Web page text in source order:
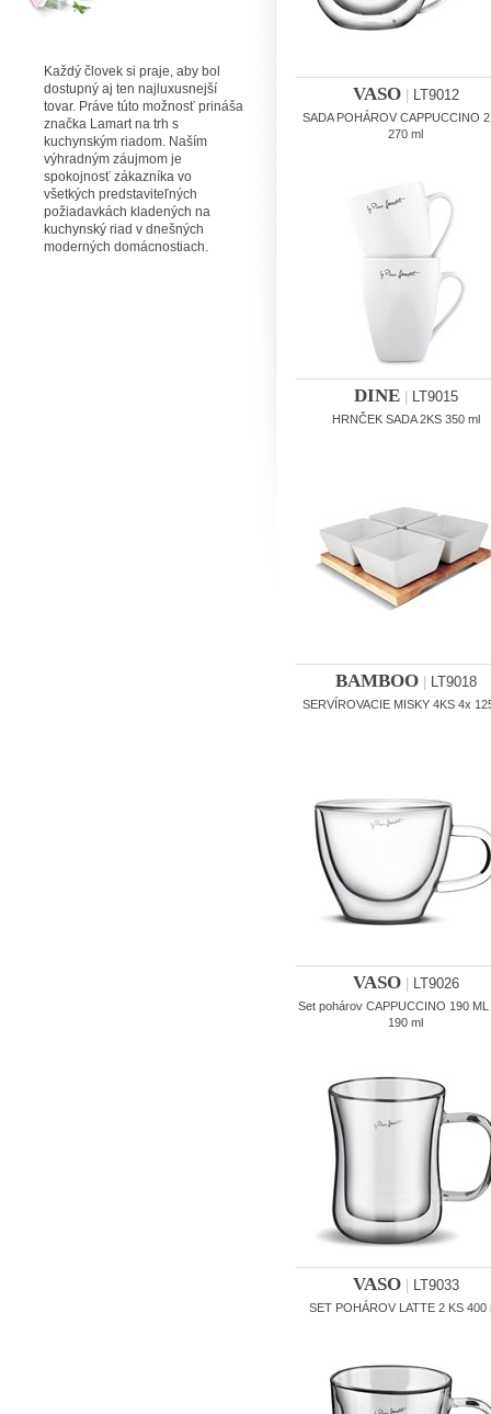
Každý človek si praje, aby bol
dostupný aj ten najluxusnejší
tovar. Práve túto možnosť prináša
značka Lamart na trh s
kuchynským riadom. Naším
výhradným záujmom je
spokojnosť zákazníka vo
všetkých predstaviteľných
požiadavkách kladených na
kuchynský riad v dnešných
moderných domácnostiach.
VASO| LT9012
SADA POHÁROV CAPPUCCINO
270 ml
DINE| LT9015
HRNČEK SADA 2KS 350 ml
BAMBOO| LT9018
SERVÍROVACIE MISKY 4KS 4x
VASO| LT9026
Set pohárov CAPPUCCINO 190 ML
190 ml
VASO| LT9033
SET POHÁROV LATTE 2 KS 400